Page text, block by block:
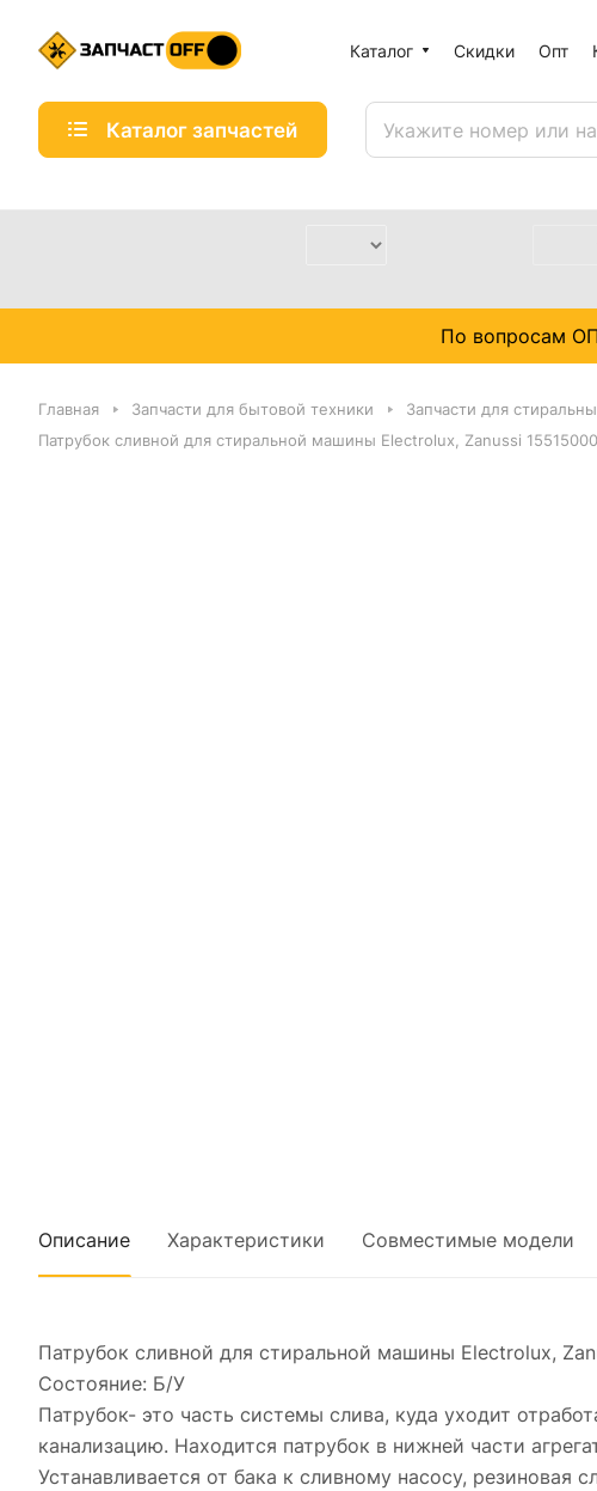
Каталог Скидки Опт
Каталог запчастей
По вопросам
Главная Запчасти для бытовой техники Запчасти для
Патрубок сливной для стиральной машины Electrolux, Zanussi
Описание Характеристики Совместимые модели
Патрубок сливной для стиральной машины Electrolux,
Состояние: Б/У
Патрубок- это часть системы слива, куда уходит
канализацию. Находится патрубок в нижней части
Устанавливается от бака к сливному насосу, резиновая